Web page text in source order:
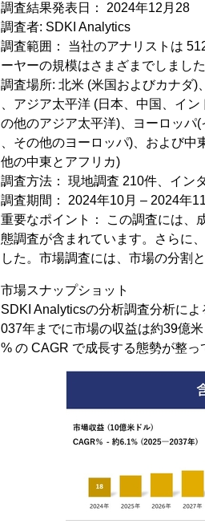
調査結果発表日： 2024年12月28
調査者: SDKI Analytics
調査範囲： 当社のアナリストは
ーヤーの規模はさまざまでしました
調査場所: 北米 (米国およびカナダ
、アジア太平洋 (日本、中国、イ
の他のアジア太平洋)、ヨーロッパ
、その他のヨーロッパ)、および
他の中東とアフリカ)
調査方法： 現地調査 210件、イン
調査期間： 2024年10月 – 2024年
重要なポイント： この調査には、
態調査が含まれています。さらに
した。市場調査には、市場の分割
市場スナップショット
SDKI Analyticsの分析調査分析に
037年までに市場の収益は約39億
% の CAGR で成長する態勢が整っ